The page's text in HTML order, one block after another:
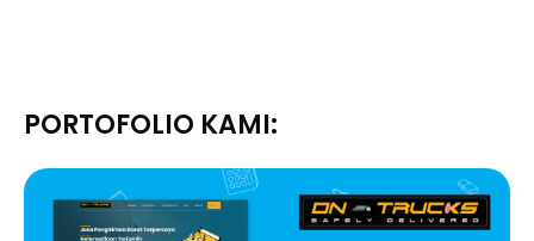
PORTOFOLIO KAMI: